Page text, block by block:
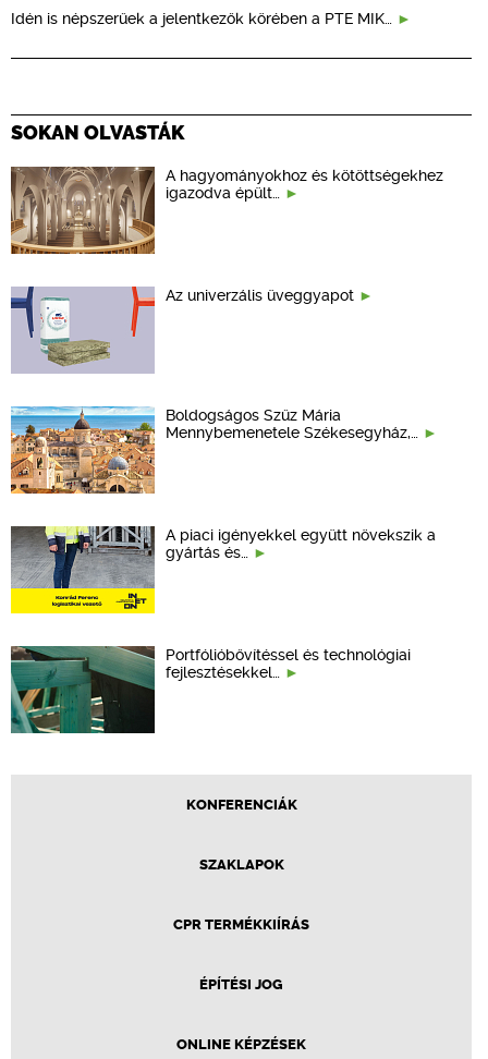
Idén is népszerűek a jelentkezők körében a PTE MIK…
SOKAN OLVASTÁK
A hagyományokhoz és kötöttségekhez
igazodva épült…
Az univerzális üveggyapot
Boldogságos Szűz Mária
Mennybemenetele Székesegyház,…
A piaci igényekkel együtt növekszik a
gyártás és…
Portfólióbővítéssel és technológiai
fejlesztésekkel…
KONFERENCIÁK
SZAKLAPOK
CPR TERMÉKKIÍRÁS
ÉPÍTÉSI JOG
ONLINE KÉPZÉSEK